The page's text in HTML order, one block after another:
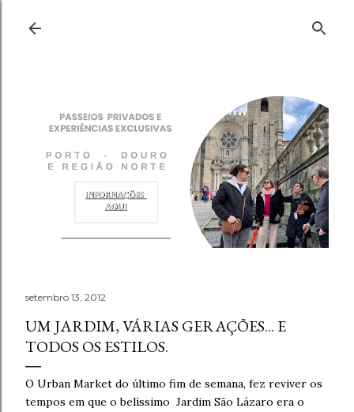
setembro 13, 2012
UM JARDIM, VÁRIAS GERAÇÕES... E
TODOS OS ESTILOS.
O Urban Market do último fim de semana, fez reviver os
tempos em que o belíssimo Jardim São Lázaro era o